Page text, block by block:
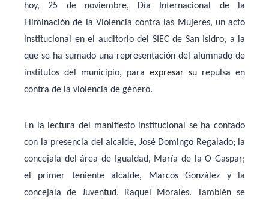
hoy, 25 de noviembre, Día Internacional de la
Eliminación de la Violencia contra las Mujeres, un acto
institucional en el auditorio del SIEC de San Isidro, a la
que se ha sumado una representación del alumnado de
institutos del municipio, para expresar su repulsa en
contra de la violencia de género.
En la lectura del manifiesto institucional se ha contado
con la presencia del alcalde, José Domingo Regalado; la
concejala del área de Igualdad, María de la O Gaspar;
el primer teniente alcalde, Marcos González y la
concejala de Juventud, Raquel Morales. También se